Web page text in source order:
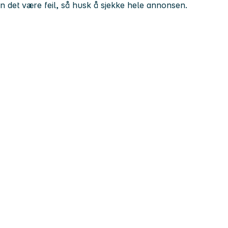
det være feil, så husk å sjekke hele annonsen.